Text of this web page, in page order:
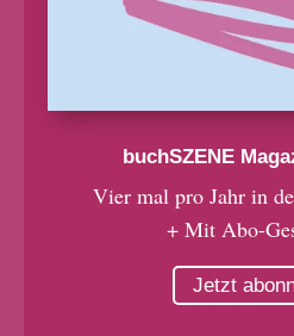
buchSZENE
Vier mal pro Jahr in
+ Mit Abo-
Jetzt